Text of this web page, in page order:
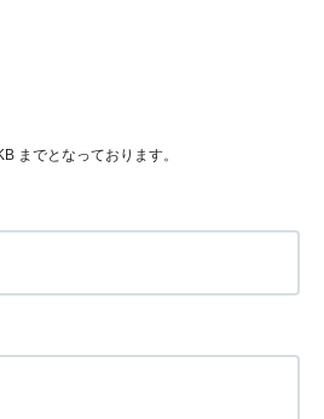
までとなっております。